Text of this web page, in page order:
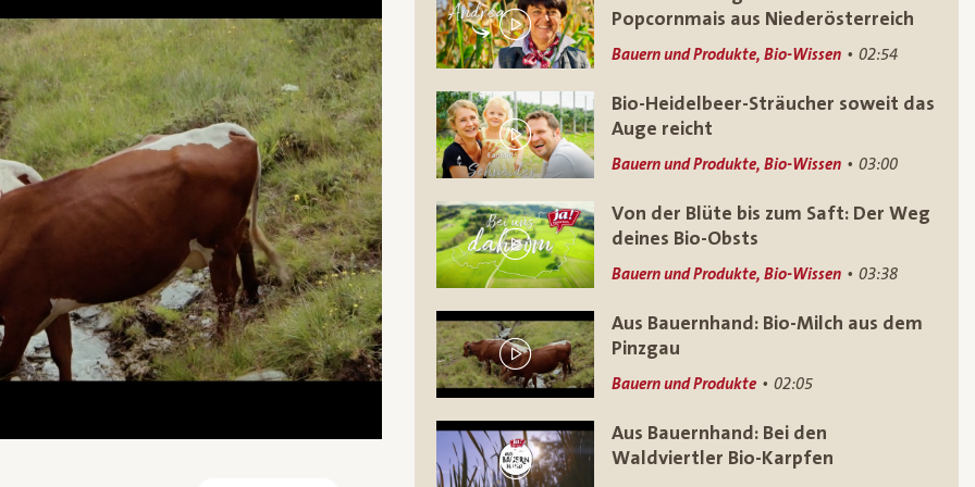
Popcornmais aus Niederösterreich
Bauern und Produkte, Bio-Wissen 02:54
Bio-Heidelbeer-Sträucher soweit das
Auge reicht
Bauern und Produkte, Bio-Wissen 03:00
Von der Blüte bis zum Saft: Der Weg
deines Bio-Obsts
Bauern und Produkte, Bio-Wissen 03:38
Aus Bauernhand: Bio-Milch aus dem
Pinzgau
Bauern und Produkte 02:05
Aus Bauernhand: Bei den
Waldviertler Bio-Karpfen